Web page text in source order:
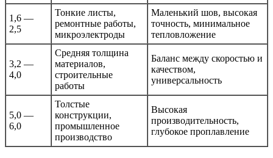
1,6 —
2,5
Тонкие листы,
ремонтные работы,
микроэлектроды
Маленький шов, высокая
точность, минимальное
тепловложение
3,2 —
4,0
Средняя толщина
материалов,
строительные
работы
Баланс между скоростью и
качеством,
универсальность
5,0 —
6,0
Толстые
конструкции,
промышленное
производство
Высокая
производительность,
глубокое проплавление